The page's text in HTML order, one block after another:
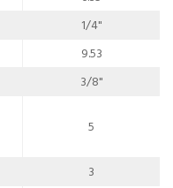
1/4"
9.53
3/8"
5
3